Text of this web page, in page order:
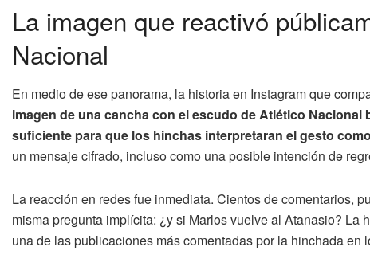
La imagen que reactivó
Nacional
En medio de ese panorama, la historia en Instagram que
imagen de una cancha con el escudo de Atlético
suficiente para que los hinchas interpretaran el gesto
un mensaje cifrado, incluso como una posible intención de
La reacción en redes fue inmediata. Cientos de comentarios,
misma pregunta implícita: ¿y si Marlos vuelve al Atanasio?
una de las publicaciones más comentadas por la hinchada en